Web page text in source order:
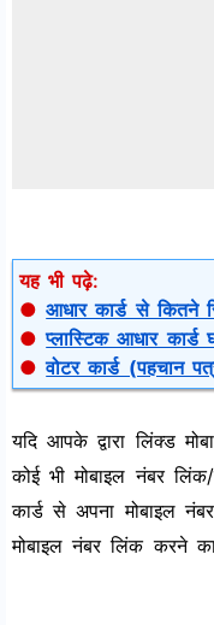
यह भी पढ़े:
●आधार कार्ड से कितने
●प्लास्टिक आधार
●वोटर कार्ड (पहचान
यदि आपके द्वारा लिंक्ड
कोई भी मोबाइल नंबर
कार्ड से अपना मोबाइल
मोबाइल नंबर लिंक करने